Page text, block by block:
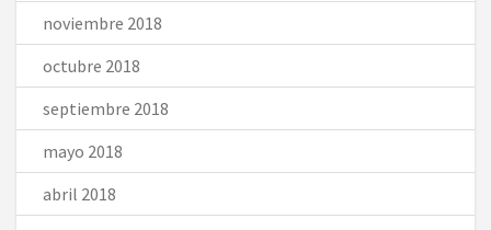
noviembre 2018
octubre 2018
septiembre 2018
mayo 2018
abril 2018